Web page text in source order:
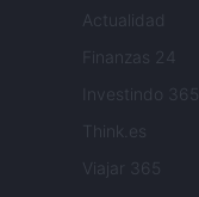
Actualidad
Finanzas 24
Investindo 365
Think.es
Viajar 365